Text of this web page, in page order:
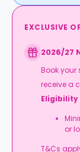
EXCLUSIVE
2026/27
Book
receive a
Eligibility
or
T&Cs